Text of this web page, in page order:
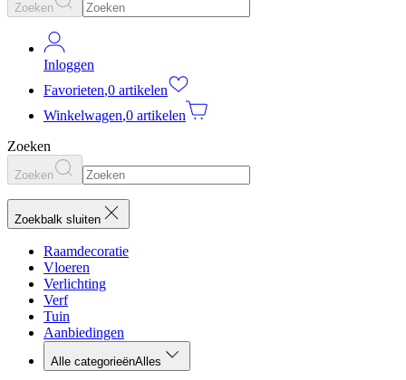
Zoeken
Inloggen
Favorieten,0 artikelen
Winkelwagen,0 artikelen
Zoeken
Zoeken
Zoekbalk sluiten
Raamdecoratie
Vloeren
Verlichting
Verf
Tuin
Aanbiedingen
Alle categorieënAlles